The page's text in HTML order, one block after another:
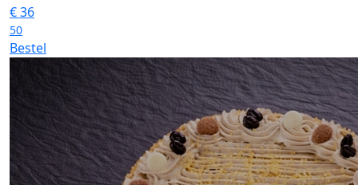
€36
50
Bestel